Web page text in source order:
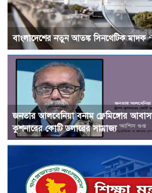
বাংলাদেশের নতুন আতঙ্ক সিনথেটিক
জনতার আলবেনিয়া বনাম ফ্লেমিঙ্গোর
কুশনারের কোটি ডলারের সাম্রাজ্য